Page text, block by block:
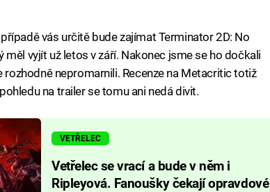
vás určitě bude zajímat Terminator 2D: No
měl vyjít už letos v září. Nakonec jsme se ho dočkali
rozhodně nepromarnili. Recenze na Metacritic totiž
na trailer se tomu ani nedá divit.
VETŘELEC
Vetřelec se vrací a bude v něm i
Ripleyová. Fanoušky čekají opravdové